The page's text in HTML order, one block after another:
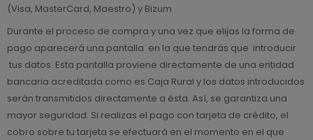
(Visa, MasterCard, Maestro) y Bizum
Durante el proceso de compra y una vez que elijas la forma de
pago aparecerá una pantalla en la que tendrás que introducir
tus datos. Esta pantalla proviene directamente de una entidad
bancaria acreditada como es Caja Rural y los datos introducidos
serán transmitidos directamente a ésta. Así, se garantiza una
mayor seguridad. Si realizas el pago con tarjeta de crédito, el
cobro sobre tu tarjeta se efectuará en el momento en el que